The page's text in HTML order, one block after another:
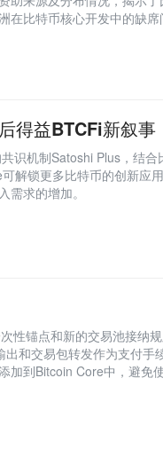
比特币核心开发中的缺席
得益BTCFi新叙事
识机制Satoshi Plus，结合
解锁更多比特币的创新应
求的增加。
性锚点和新的交易池接纳规
和交易包转发作为支付手
加到Bitcoin Core中，避免